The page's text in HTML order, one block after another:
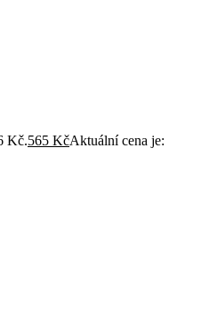
Kč.565 KčAktuální cena je: